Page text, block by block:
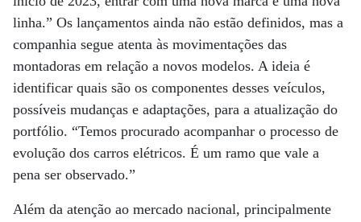
linha.” Os lançamentos ainda não estão definidos, mas a
companhia segue atenta às movimentações das
montadoras em relação a novos modelos. A ideia é
identificar quais são os componentes desses veículos,
possíveis mudanças e adaptações, para a atualização do
portfólio. “Temos procurado acompanhar o processo de
evolução dos carros elétricos. É um ramo que vale a
pena ser observado.”
Além da atenção ao mercado nacional, principalmente